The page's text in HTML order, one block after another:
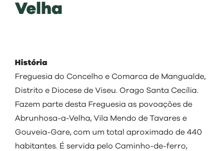
visit
Velha
História
Freguesia do Concelho e Comarca de Mangualde,
Distrito e Diocese de Viseu. Orago Santa Cecília.
Fazem parte desta Freguesia as povoações de
Abrunhosa-a-Velha, Vila Mendo de Tavares e
Gouveia-Gare, com um total aproximado de 440
habitantes. É servida pelo Caminho-de-ferro,